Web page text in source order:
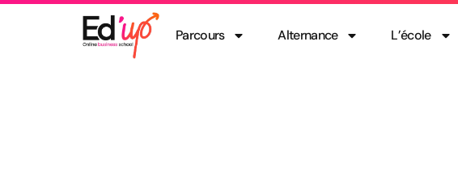
Parcours Alternance L’école